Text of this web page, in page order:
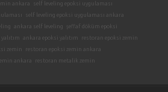
ankara
self leveling epoksi uygulaması
self leveling epoksi uygulaması ankara
ankara self leveling
şeffaf döküm epoksi
ankara epoksi yalıtım
restoran epoksi zemin
zemin
restoran epoksi zemin ankara
ankara
restoran metalik zemin